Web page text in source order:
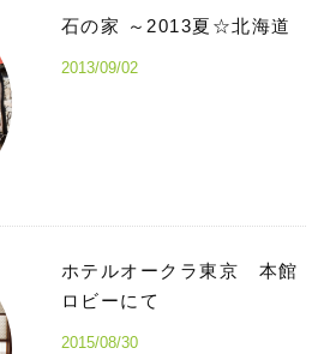
石の家 ～2013夏☆北海道
2013/09/02
ホテルオークラ東京 本館
ロビーにて
2015/08/30